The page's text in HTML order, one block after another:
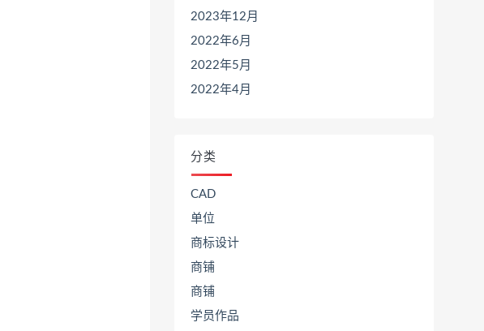
2023年12月
2022年6月
2022年5月
2022年4月
分类
CAD
单位
商标设计
商铺
商铺
学员作品